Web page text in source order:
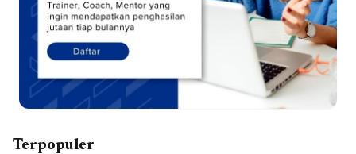
Terpopuler